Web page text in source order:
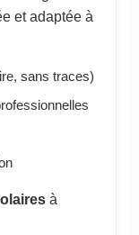
et adaptée à
sans traces)
à